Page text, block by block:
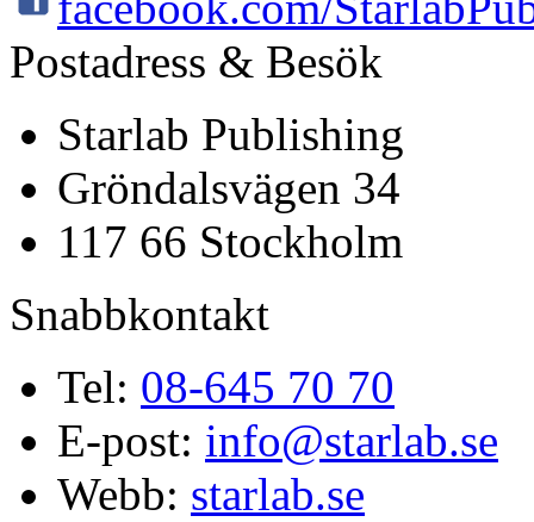
Postadress & Besök
Starlab Publishing
Gröndalsvägen 34
117 66 Stockholm
Snabbkontakt
Tel: 08-645 70 70
E-post: info@starlab.se
Webb: starlab.se